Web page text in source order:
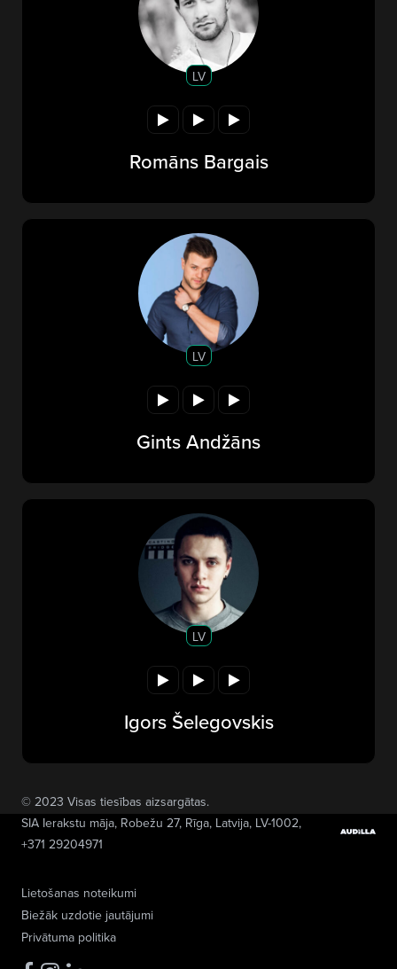
LV
Romāns Bargais
LV
Gints Andžāns
LV
Igors Šelegovskis
Lietošanas noteikumi
Biežāk uzdotie jautājumi
Privātuma politika
© 2023 Visas tiesības aizsargātas.
SIA Ierakstu māja, Robežu 27, Rīga, Latvija, LV-1002,
+371 29204971